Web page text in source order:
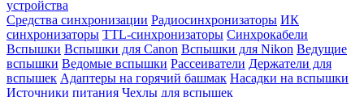
устройства
Средства синхронизации Радиосинхронизаторы ИК
синхронизаторы TTL-синхронизаторы Синхрокабели
Вспышки Вспышки для Canon Вспышки для Nikon Ведущие
вспышки Ведомые вспышки Рассеиватели Держатели для
вспышек Адаптеры на горячий башмак Насадки на вспышки
Источники питания Чехлы для вспышек